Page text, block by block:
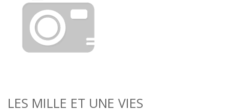
LES MILLE ET UNE VIES